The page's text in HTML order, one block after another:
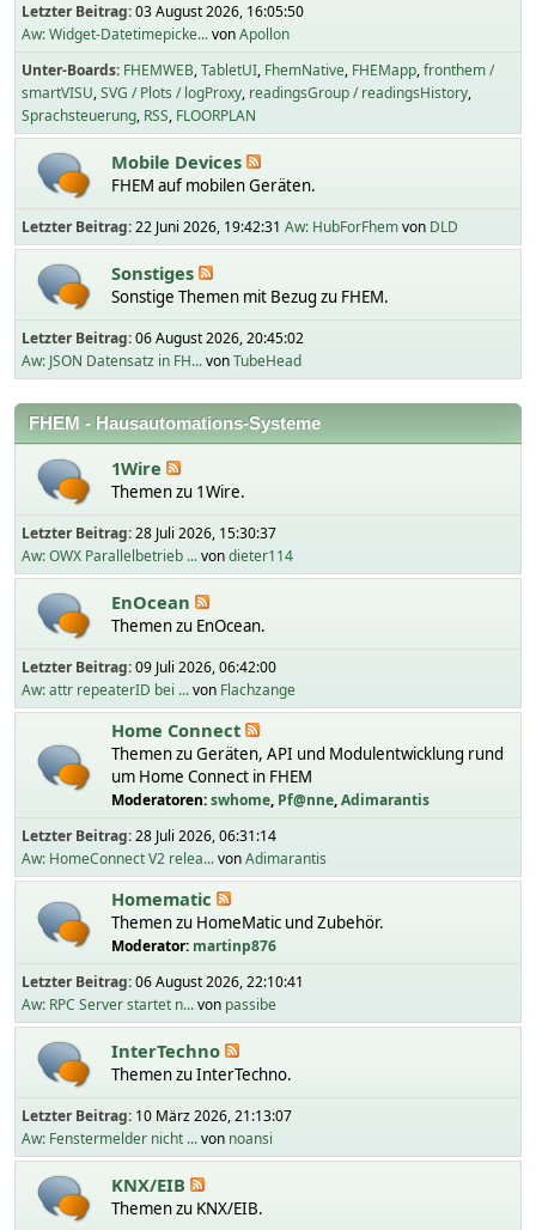
Letzter Beitrag:03 August 2026, 16:05:50
Aw: Widget-Datetimepicke...vonApollon
Unter-Boards FHEMWEB TabletUI FhemNative FHEMapp fronthem /
smartVISU SVG / Plots / logProxy readingsGroup / readingsHistory
Sprachsteuerung RSS FLOORPLAN
Mobile Devices
FHEM auf mobilen Geräten.
Letzter Beitrag:22 Juni 2026, 19:42:31 Aw: HubForFhemvon DLD
Sonstiges
Sonstige Themen mit Bezug zu FHEM.
Letzter Beitrag:06 August 2026, 20:45:02
Aw: JSON Datensatz in FH...vonTubeHead
FHEM - Hausautomations-Systeme
1Wire
Themen zu 1Wire.
Letzter Beitrag:28 Juli 2026, 15:30:37
Aw: OWX Parallelbetrieb ...vondieter114
EnOcean
Themen zu EnOcean.
Letzter Beitrag:09 Juli 2026, 06:42:00
Aw: attr repeaterID bei ...von Flachzange
Home Connect
Themen zu Geräten, API und Modulentwicklung rund
um Home Connect in FHEM
Moderatoren:swhome, Pf@nne,Adimarantis
Letzter Beitrag:28 Juli 2026, 06:31:14
Aw: HomeConnect V2 relea...vonAdimarantis
Homematic
Themen zu HomeMatic und Zubehör.
Moderator: martinp876
Letzter Beitrag:06 August 2026, 22:10:41
Aw: RPC Server startet n...von passibe
InterTechno
Themen zu InterTechno.
Letzter Beitrag: 10 März 2026, 21:13:07
Aw: Fenstermelder nicht ...von noansi
KNX/EIB
Themen zu KNX/EIB.